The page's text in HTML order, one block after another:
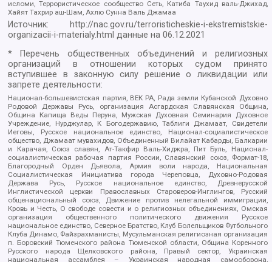
исломи, Террористическое сообщество Сеть, Катиба Таухид валь-Джихад,
Хайят Тахрир аш-Шам, Ахлю Сунна Валь Джамаа
Источник:
http://nac.gov.ru/terroristicheskie-i-ekstremistskie-
organizacii-i-materialy.html данные на06.12.2021
* Перечень общественных объединений и религиозных
организаций в отношении которых судом принято
вступившее в законную силу решение о ликвидации или
запрете деятельности:
Национал-большевистская партия, ВЕК РА, Рада земли Кубанской Духовно
Родовой Державы Русь, организация Асгардская Славянская Община,
Община Капища Веды Перуна, Мужская Духовная Семинария Духовное
Учреждение, Нурджулар, К Богодержавию, Таблиги Джамаат, Свидетели
Иеговы, Русское национальное единство, Национал-социалистическое
общество, Джамаат мувахидов, Объединенный Вилайат Кабарды, Балкарии
и Карачая, Союз славян, Ат-Такфир Валь-Хиджра, Пит Буль, Национал-
социалистическая рабочая партия России, Славянский союз, Формат-18,
Благородный Орден Дьявола, Армия воли народа, Национальная
Социалистическая Инициатива города Череповца, Духовно-Родовая
Держава Русь, Русское национальное единство, Древнерусской
Инглистической церкви Православных Староверов-Инглингов, Русский
общенациональный союз, Движение против нелегальной иммиграции,
Кровь и Честь, О свободе совести и о религиозных объединениях, Омская
организация общественного политического движения Русское
национальное единство, Северное Братство, Клуб Болельщиков Футбольного
Клуба Динамо, Файзрахманисты, Мусульманская религиозная организация
п. Боровский Тюменского района Тюменской области, Община Коренного
Русского народа Щелковского района, Правый сектор, Украинская
национальная ассамблея – Украинская народная самооборона,